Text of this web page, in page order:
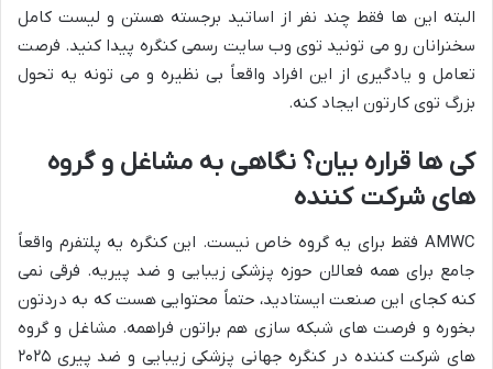
البته این ها فقط چند نفر از اساتید برجسته هستن و لیست کامل
سخنرانان رو می تونید توی وب سایت رسمی کنگره پیدا کنید. فرصت
تعامل و یادگیری از این افراد واقعاً بی نظیره و می تونه یه تحول
بزرگ توی کارتون ایجاد کنه.
کی ها قراره بیان؟ نگاهی به مشاغل و گروه
های شرکت کننده
AMWC فقط برای یه گروه خاص نیست. این کنگره یه پلتفرم واقعاً
جامع برای همه فعالان حوزه پزشکی زیبایی و ضد پیریه. فرقی نمی
کنه کجای این صنعت ایستادید، حتماً محتوایی هست که به دردتون
بخوره و فرصت های شبکه سازی هم براتون فراهمه. مشاغل و گروه
های شرکت کننده در کنگره جهانی پزشکی زیبایی و ضد پیری ۲۰۲۵